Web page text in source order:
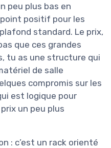
peu plus bas en
positif pour les
standard. Le prix,
que ces grandes
tu as une structure qui
de salle
compromis sur les
est logique pour
un peu plus
: c’est un rack orienté